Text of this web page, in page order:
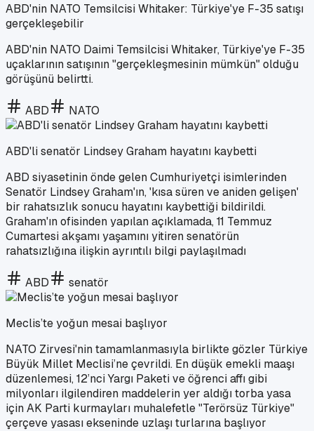
ABD'nin NATO Temsilcisi Whitaker: Türkiye'ye F-35 satışı
gerçekleşebilir
ABD'nin NATO Daimi Temsilcisi Whitaker, Türkiye'ye F-35
uçaklarının satışının "gerçekleşmesinin mümkün" olduğu
görüşünü belirtti.
ABD NATO
ABD'li senatör Lindsey Graham hayatını kaybetti
ABD siyasetinin önde gelen Cumhuriyetçi isimlerinden
Senatör Lindsey Graham'ın, 'kısa süren ve aniden gelişen'
bir rahatsızlık sonucu hayatını kaybettiği bildirildi.
Graham'ın ofisinden yapılan açıklamada, 11 Temmuz
Cumartesi akşamı yaşamını yitiren senatörün
rahatsızlığına ilişkin ayrıntılı bilgi paylaşılmadı
ABD senatör
Meclis’te yoğun mesai başlıyor
NATO Zirvesi'nin tamamlanmasıyla birlikte gözler Türkiye
Büyük Millet Meclisi’ne çevrildi. En düşük emekli maaşı
düzenlemesi, 12’nci Yargı Paketi ve öğrenci affı gibi
milyonları ilgilendiren maddelerin yer aldığı torba yasa
için AK Parti kurmayları muhalefetle "Terörsüz Türkiye"
çerçeve yasası ekseninde uzlaşı turlarına başlıyor